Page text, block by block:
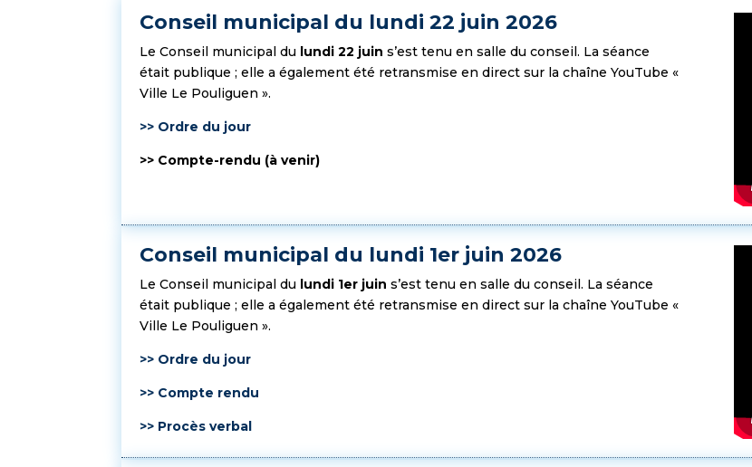
Conseil municipal du lundi 22 juin 2026
Le Conseil municipal du lundi 22 juins’est tenu en salle du conseil. La séance
était publique ; elle a également été retransmise en direct sur la chaîne YouTube «
Ville Le Pouliguen ».
>> Ordre du jour
>> Compte-rendu (à venir)
Conseil municipal du lundi 1er juin 2026
Le Conseil municipal du lundi 1er juins’est tenu en salle du conseil. La séance
était publique ; elle a également été retransmise en direct sur la chaîne YouTube «
Ville Le Pouliguen ».
>> Ordre du jour
>> Compte rendu
>> Procès verbal